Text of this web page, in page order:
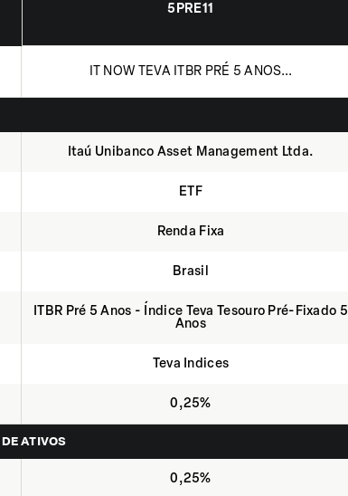
5PRE11
IT NOW TEVA ITBR PRÉ 5 ANOS...
Itaú Unibanco Asset Management Ltda.
ETF
Renda Fixa
Brasil
ITBR Pré 5 Anos - Índice Teva Tesouro Pré-Fixado 5
Anos
Teva Indices
0,25%
ATIVOS
0,25%